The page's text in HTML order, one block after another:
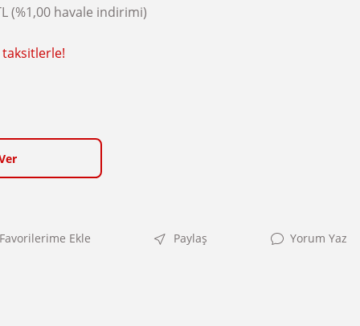
(%1,00 havale indirimi)
taksitlerle!
Paylaş Yorum Yaz